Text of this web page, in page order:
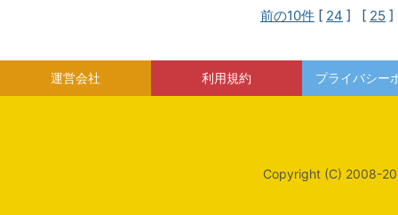
前の10件 [ 24 ] [ 25
運営会社 利用規約 プライバシー
Copyright (C) 2008-